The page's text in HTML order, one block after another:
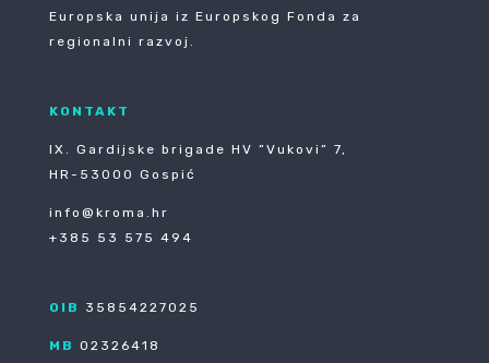
Europska unija iz Europskog Fonda za
regionalni razvoj.
KONTAKT
IX. Gardijske brigade HV ”Vukovi” 7,
HR-53000 Gospić
info@kroma.hr
+385 53 575 494
OIB 35854227025
MB 02326418